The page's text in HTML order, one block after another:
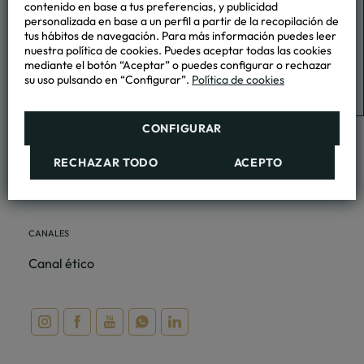
contenido en base a tus preferencias, y publicidad
personalizada en base a un perfil a partir de la recopilación de
tus hábitos de navegación. Para más información puedes leer
nuestra política de cookies. Puedes aceptar todas las cookies
mediante el botón “Aceptar” o puedes configurar o rechazar
su uso pulsando en “Configurar”. Política de cookies
CONFIGURAR
RECHAZAR TODO ACEPTO
Members Only
LEGALES
Política de cookies
Aviso legal
CANALES
Canal ético